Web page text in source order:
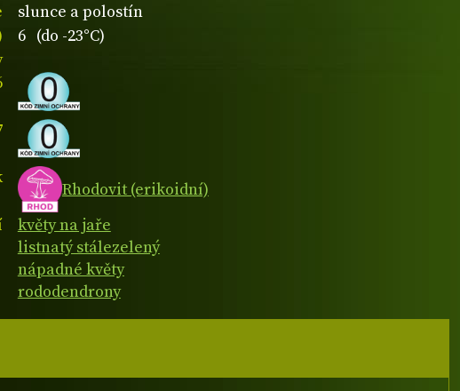
slunce a polostín
6 (do -23°C)
Rhodovit (erikoidní)
květy na jaře
listnatý stálezelený
nápadné květy
rododendrony